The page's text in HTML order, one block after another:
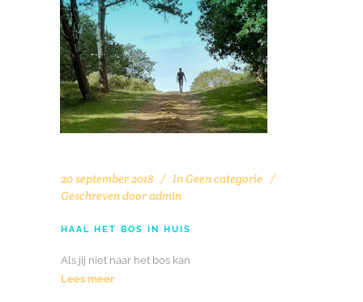
20 september 2018 InGeen categorie
Geschreven dooradmin
HAAL HET BOS IN HUIS
Als jij niet naar het bos kan
Lees meer